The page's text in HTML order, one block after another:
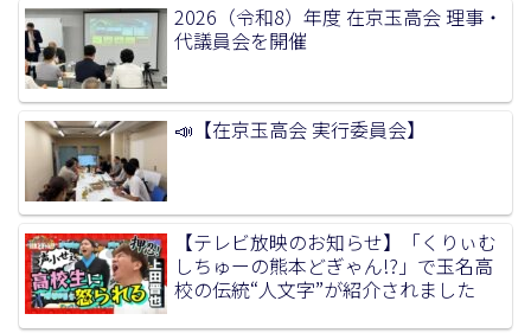
2026（令和8）年度 在京玉高会 理事・
代議員会を開催
📣【在京玉高会 実行委員会】
【テレビ放映のお知らせ】「くりぃむ
しちゅーの熊本どぎゃん!?」で玉名高
校の伝統“人文字”が紹介されました